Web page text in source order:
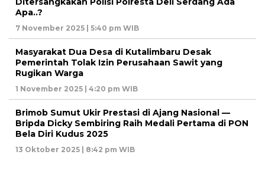
Apa..?
7 November 2025 | 5:40 pm WIB
Masyarakat Dua Desa di Kutalimbaru Desak
Pemerintah Tolak Izin Perusahaan Sawit yang
Rugikan Warga
1 November 2025 | 4:20 pm WIB
Brimob Sumut Ukir Prestasi di Ajang Nasional —
Bripda Dicky Sembiring Raih Medali Pertama di PON
Bela Diri Kudus 2025
13 Oktober 2025 | 8:42 pm WIB